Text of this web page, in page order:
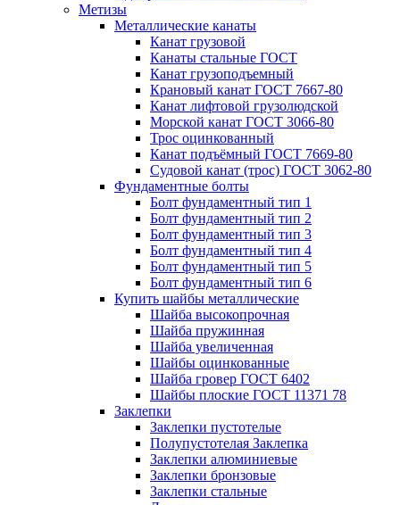
Метизы
Металлические канаты
Канат грузовой
Канаты стальные ГОСТ
Канат грузоподъемный
Крановый канат ГОСТ 7667-80
Канат лифтовой грузолюдской
Морской канат ГОСТ 3066-80
Трос оцинкованный
Канат подъёмный ГОСТ 7669-80
Судовой канат (трос) ГОСТ 3062-80
Фундаментные болты
Болт фундаментный тип 1
Болт фундаментный тип 2
Болт фундаментный тип 3
Болт фундаментный тип 4
Болт фундаментный тип 5
Болт фундаментный тип 6
Купить шайбы металлические
Шайба высокопрочная
Шайба пружинная
Шайба увеличенная
Шайбы оцинкованные
Шайба гровер ГОСТ 6402
Шайбы плоские ГОСТ 11371 78
Заклепки
Заклепки пустотелые
Полупустотелая Заклепка
Заклепки алюминиевые
Заклепки бронзовые
Заклепки стальные